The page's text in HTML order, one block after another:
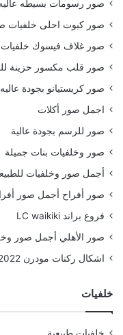
صور رسومات بسيطه عاليه
صور كيوت احلى خلفيات
صور غلاف فيسوك خلفيات
صور قلب مكسور حزينة
صور كريستيانو بجودة
اجمل صور أكلات
صور للرسم بجودة عالية
صور وخلفيات بنات جميلة
أجمل صور وخلفيات
صور أفراح أجمل صور
فروع براند LC waikiki
صور الأهلي أجمل صور
اشكال ركنات مودرن 2022 بتصميمات رائعة
خلفيات